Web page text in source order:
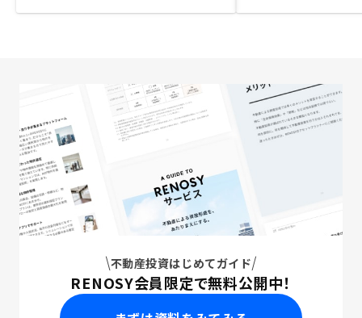
不動産投資はじめてガイド
RENOSY会員限定で無料公開中！